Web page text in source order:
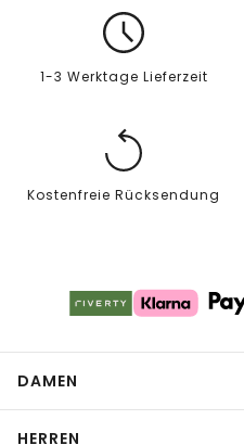
1-3 Werktage Lieferzeit
Kostenfreie Rücksendung
DAMEN
HERREN